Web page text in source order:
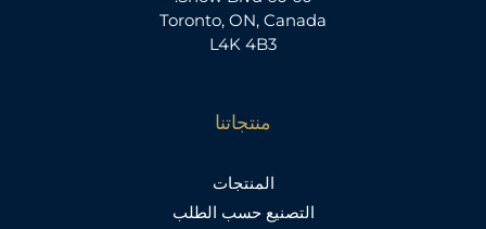
Toronto, ON, Canada
L4K 4B3
منتجاتنا
المنتجات
التصنيع حسب الطلب